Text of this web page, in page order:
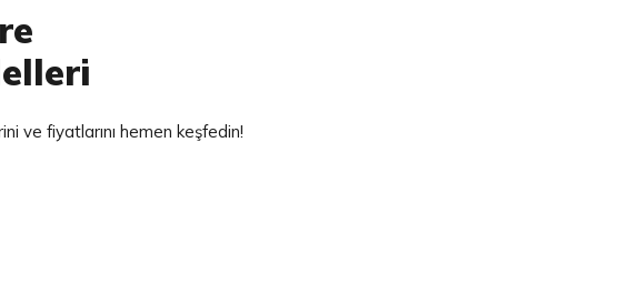
ve fiyatlarını hemen keşfedin!